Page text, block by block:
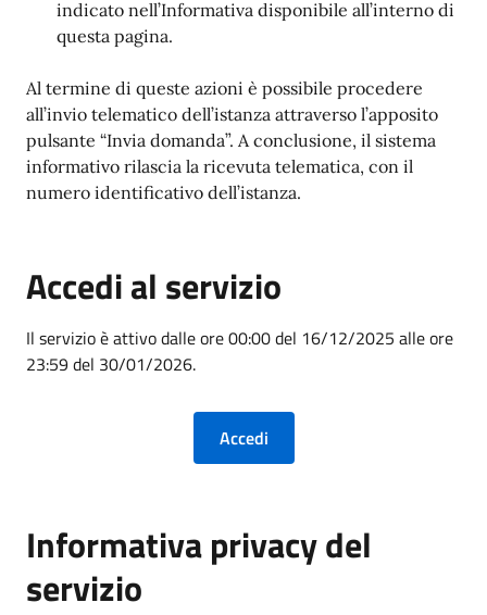
indicato nell’Informativa disponibile all’interno di
questa pagina.
Al termine di queste azioni è possibile procedere
all’invio telematico dell’istanza attraverso l’apposito
pulsante “Invia domanda”. A conclusione, il sistema
informativo rilascia la ricevuta telematica, con il
numero identificativo dell’istanza.
Accedi al servizio
Il servizio è attivo dalle ore 00:00 del 16/12/2025 alle ore
23:59 del 30/01/2026.
Informativa privacy del
servizio